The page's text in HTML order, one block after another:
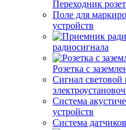
Переходник
Поле для
устройств
радиосигнала
Розетка с
Сигнал
Система
устройств
Система